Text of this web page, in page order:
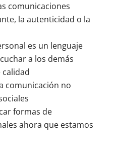
comunicaciones
la autenticidad o la
es un lenguaje
a los demás
calidad
comunicación no
formas de
ahora que estamos